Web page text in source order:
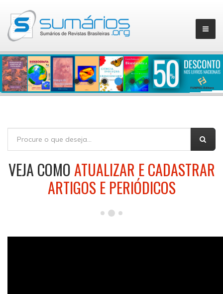
▼
FORMULÁRIO DE BUSCA
VEJA COMOATUALIZAR E CADASTRAR
ARTIGOS E PERIÓDICOS